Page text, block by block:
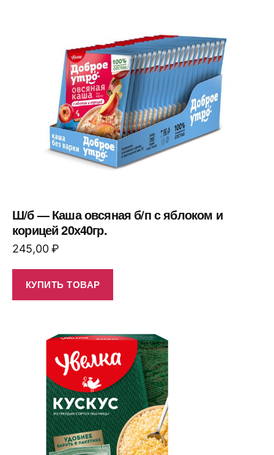
Ш/б — Каша овсяная б/п с яблоком и
корицей 20х40гр.
245,00₽
КУПИТЬ ТОВАР